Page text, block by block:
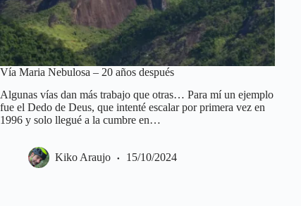
Vía Maria Nebulosa – 20 años después
Algunas vías dan más trabajo que otras… Para mí un ejemplo
fue el Dedo de Deus, que intenté escalar por primera vez en
1996 y solo llegué a la cumbre en…
Kiko Araujo 15/10/2024